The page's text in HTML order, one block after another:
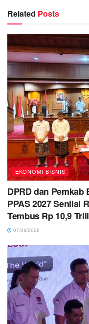
Related Posts
EKONOMI BISNIS
DPRD dan Pemkab
PPAS 2027 Senilai
Tembus Rp 10,9
07/08/2026